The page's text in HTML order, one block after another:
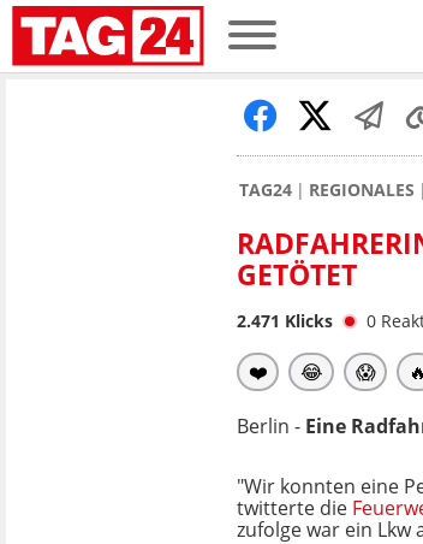
TAG24 REGIONALES
GETÖTET
2.471 Klicks 0
❤️ 😂 😱 🔥
Berlin - Eine
"Wir konnten eine
twitterte die
zufolge war ein Lkw